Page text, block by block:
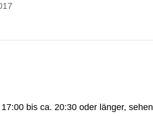
bis ca. 20:30 oder länger, sehen